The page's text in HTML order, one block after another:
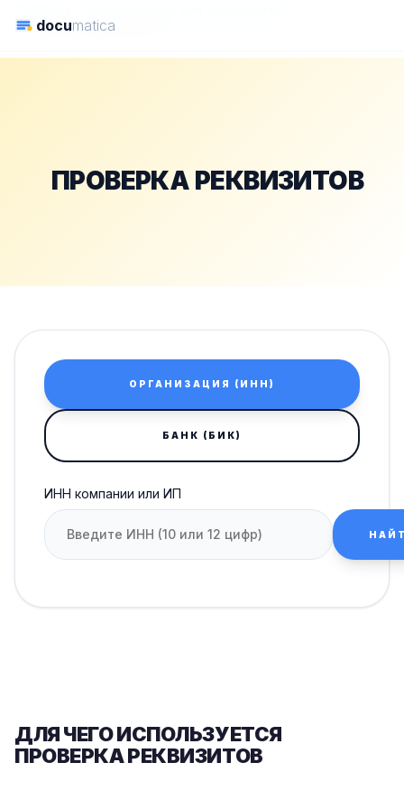
documatica
Проверка реквизитов
ПРОВЕРКА РЕКВИЗИТОВ
ОРГАНИЗАЦИЯ (ИНН)
БАНК (БИК)
ИНН компании или ИП
ДЛЯ ЧЕГО ИСПОЛЬЗУЕТСЯ
ПРОВЕРКА РЕКВИЗИТОВ